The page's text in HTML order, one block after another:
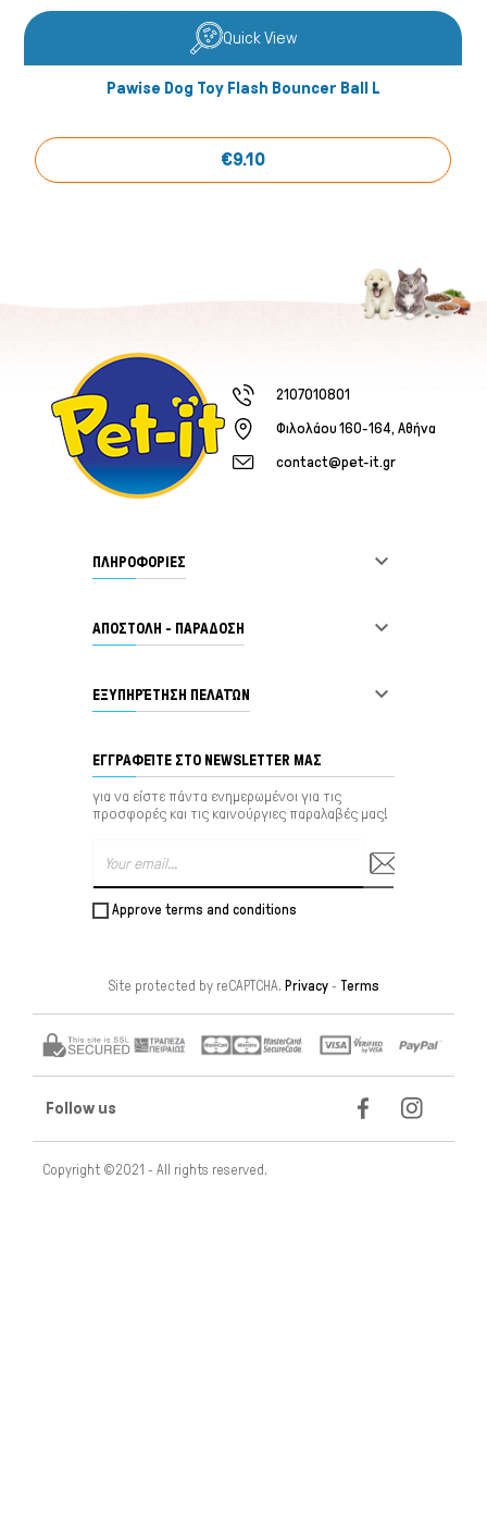
Quick View
Pawise Dog Toy Flash Bouncer Ball L
€9.10
2107010801
Φιλολάου 160-164, Αθήνα
contact@pet-it.gr
ΠΛΗΡΟΦΟΡΙΕΣ 
ΑΠΟΣΤΟΛΗ - ΠΑΡΑΔΟΣΗ 
ΕΞΥΠΗΡΈΤΗΣΗ ΠΕΛΑΤΏΝ 
ΕΓΓΡΑΦΕΊΤΕ ΣΤΟ NEWSLETTER ΜΑΣ
για να είστε πάντα ενημερωμένοι για τις
προσφορές και τις καινούργιες παραλαβές μας!
Approve terms and conditions
Site protected by reCAPTCHA. Privacy- Terms
Follow us
Copyright ©2021 - All rights reserved.